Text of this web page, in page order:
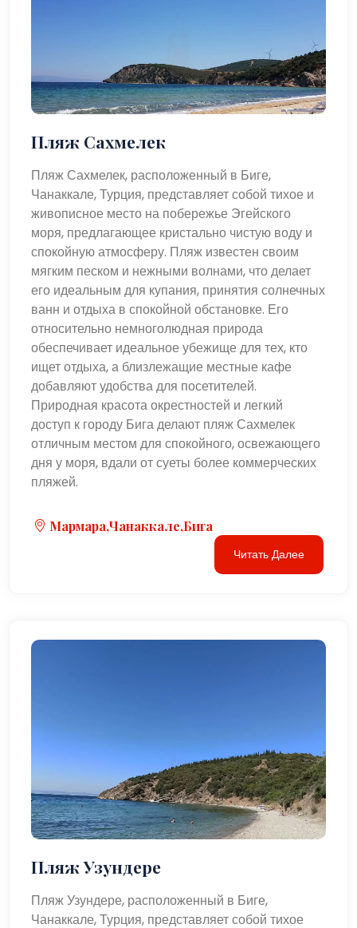
Пляж Сахмелек
Пляж Сахмелек, расположенный в Биге,
Чанаккале, Турция, представляет собой тихое и
живописное место на побережье Эгейского
моря, предлагающее кристально чистую воду и
спокойную атмосферу. Пляж известен своим
мягким песком и нежными волнами, что делает
его идеальным для купания, принятия солнечных
ванн и отдыха в спокойной обстановке. Его
относительно немноголюдная природа
обеспечивает идеальное убежище для тех, кто
ищет отдыха, а близлежащие местные кафе
добавляют удобства для посетителей.
Природная красота окрестностей и легкий
доступ к городу Бига делают пляж Сахмелек
отличным местом для спокойного, освежающего
дня у моря, вдали от суеты более коммерческих
пляжей.
Мармара,Чанаккале,Бига
Читать Далее
Пляж Узундере
Пляж Узундере, расположенный в Биге,
Чанаккале, Турция, представляет собой тихое